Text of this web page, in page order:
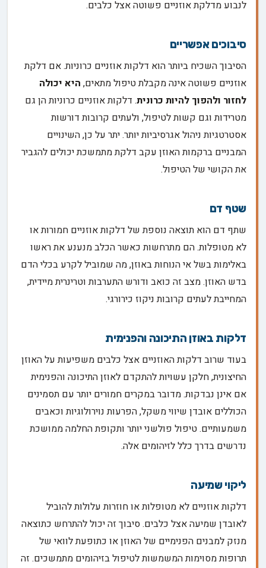
לנבוע מדלקת אוזניים פשוטה אצל כלבים.
סיבוכים אפשריים
הסיבוך השכיח ביותר הוא דלקות אוזניים כרוניות. אם דלקת
אוזניים פשוטה אינה מקבלת טיפול מתאים, היא יכולה
לחזור ולהפוך להיות כרונית. דלקות אוזניים כרוניות הן גם
מטרידות וגם קשות לטיפול, ולעתים קרובות דורשות
אסטרטגיות ניהול אגרסיביות יותר. יתר על כן, השינויים
המבניים ברקמות האוזן עקב דלקת מתמשכת יכולים להגביר
את הקושי של הטיפול.
שטף דם
שתף דם הוא תוצאה נוספת של דלקות אוזניים חמורות או
לא מטופלות. הם מתרחשות כאשר הכלב מנענע את ראשו
באלימות בשל אי הנוחות באוזן, מה שמוביל לקרע בכלי הדם
בדש האוזן. מצב זה כואב ודורש התערבות וטרינרית מיידית,
המחייבת לעתים קרובות ניקוז כירורגי.
דלקות באוזן התיכונה והפנימית
בעוד שרוב דלקות האוזניים אצל כלבים משפיעות על האוזן
החיצונית, חלקן עשויות להתקדם לאוזן התיכונה והפנימית
אם אינן נבדקות. מדובר במקרים חמורים יותר עם תסמינים
הכוללים אובדן שיווי משקל, הפרעות נוירולוגיות וכאבים
משמעותיים. טיפול פולשני יותר ותקופת החלמה ממושכת
נדרשים בדרך כלל לזיהומים אלה.
ליקוי שמיעה
דלקות אוזניים לא מטופלות או חוזרות עלולות להוביל
לאובדן שמיעה אצל כלבים. סיבוך זה יכול להתרחש כתוצאה
מנזק למבנים הפנימיים של האוזן או כתופעת לוואי של
תרופות מסוימות המשמשות לטיפול בזיהומים מתמשכים. זה